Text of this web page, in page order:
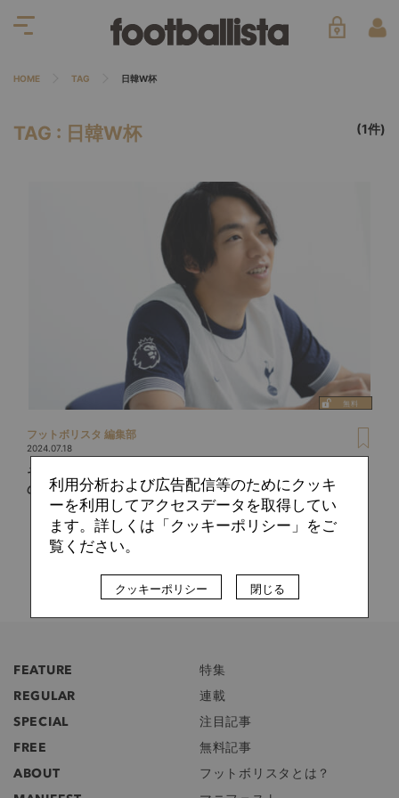
HOME TAG 日韓W杯
TAG : 日韓W杯 (1件)
フットボリスタ 編集部
2024.07.18
それはまるで『キングダム』！？伊沢拓司が語るトッテナム
のほっとけない魅力【来日記念インタビュー前編】
FEATURE
特集
REGULAR
連載
SPECIAL
注目記事
FREE
無料記事
ABOUT
フットボリスタとは？
利用分析および広告配信等のためにクッキ
ーを利用してアクセスデータを取得してい
ます。詳しくは「クッキーポリシー」をご
覧ください。
クッキーポリシー 閉じる